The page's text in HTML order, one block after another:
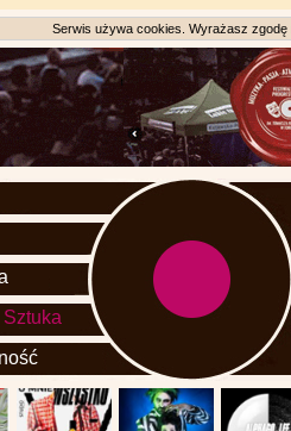
Serwis używa cookies. Wyrażasz